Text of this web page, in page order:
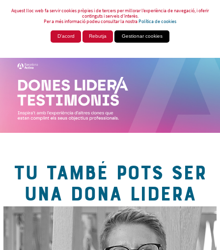
Aquest lloc web fa servir cookies pròpies i de tercers per millorar l’experiència de navegació, i oferir
continguts i serveis d’interès.
Per a més informació podeu consultar la nostraPolítica de cookies
D'acord Rebutja Gestionar cookies
TU TAMBÉ POTS SER
UNA DONA LIDERA